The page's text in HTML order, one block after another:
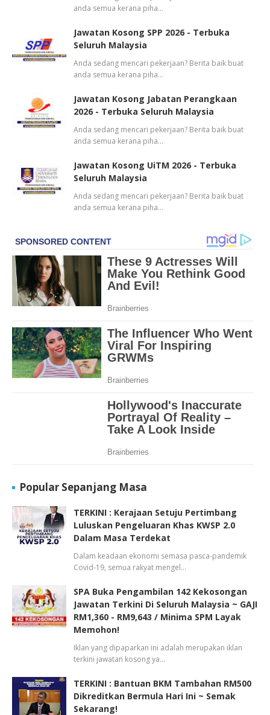
anda semua kerana piha…
Jawatan Kosong SPP 2026 - Terbuka
Seluruh Malaysia
Anda sedang mencari pekerjaan? Berita baik buat
anda semua kerana piha…
Jawatan Kosong Jabatan Perangkaan
2026 - Terbuka Seluruh Malaysia
Anda sedang mencari pekerjaan? Berita baik buat
anda semua kerana piha…
Jawatan Kosong UiTM 2026 - Terbuka
Seluruh Malaysia
Anda sedang mencari pekerjaan? Berita baik buat
anda semua kerana piha…
Popular Sepanjang Masa
TERKINI : Kerajaan Setuju Pertimbang
Luluskan Pengeluaran Khas KWSP 2.0
Dalam Masa Terdekat
Dalam keadaan ekonomi semasa pasca-pandemik
Covid-19, semua rakyat mengel…
SPA Buka Pengambilan 142 Kekosongan
Jawatan Terkini Di Seluruh Malaysia ~ GAJI
RM1,360 - RM9,643 / Minima SPM Layak
Memohon!
Iklan yang dipaparkan ini adalah merupakan iklan
terkini jawatan kosong ya…
TERKINI : Bantuan BKM Tambahan RM500
Dikreditkan Bermula Hari Ini ~ Semak
Sekarang!